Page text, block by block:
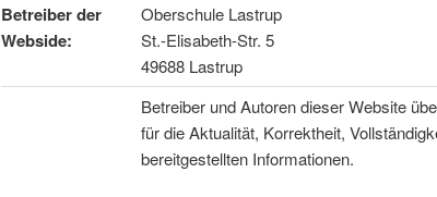
Betreiber der
Webside:
Oberschule Lastrup
St.-Elisabeth-Str. 5
49688 Lastrup
Betreiber und Autoren dieser Website
für die Aktualität, Korrektheit,
bereitgestellten Informationen.